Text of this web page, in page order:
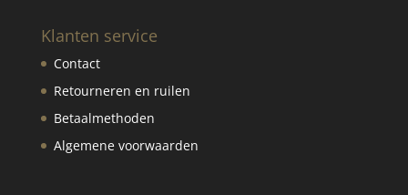
Klanten service
Contact
Retourneren en ruilen
Betaalmethoden
Algemene voorwaarden